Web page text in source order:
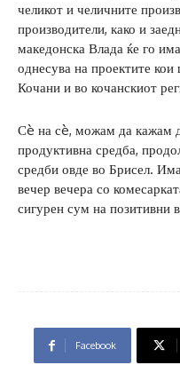
челикот и челичните
производители, како и
македонска Влада ќе го
однесува на проектите
Кочани и во кочанскиот
Сè на сè, можам да кажам
продуктивна средба,
средби овде во Брисел.
вечер вечера со
сигурен сум на позитивни
Facebook